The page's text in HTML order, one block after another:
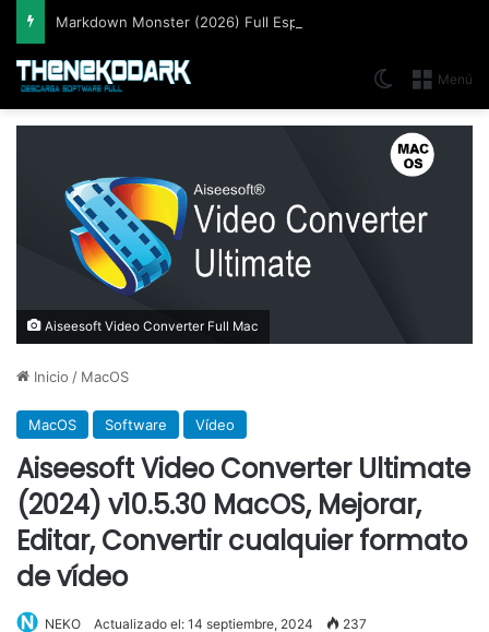
Markdown Monster (2026) Full Español [Mega]
Menú
Switch skin
Aiseesoft Video Converter Full Mac
Inicio / MacOS
MacOS Software Vídeo
Aiseesoft Video Converter Ultimate
(2024) v10.5.30 MacOS, Mejorar,
Editar, Convertir cualquier formato
de vídeo
NEKO Actualizado el: 14 septiembre, 2024 237